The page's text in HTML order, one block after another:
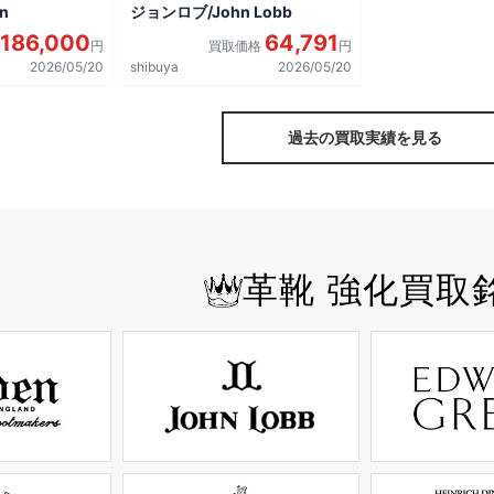
186,000円
2026/05/20
ジョンロブ/John Lobb
買取価格 64,791 円
shibuya
2026/05/20
過去の買取実績を見る
革靴 強化買取